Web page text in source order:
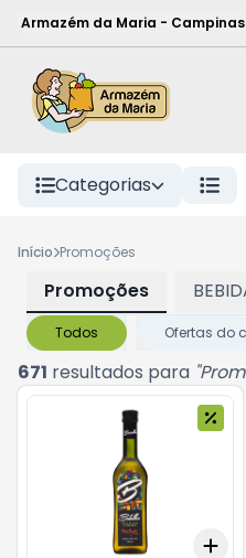
Armazém da Maria - Campinas
Categorias
Início Promoções
Promoções
Todos Ofertas do
671 resultados para "
Add